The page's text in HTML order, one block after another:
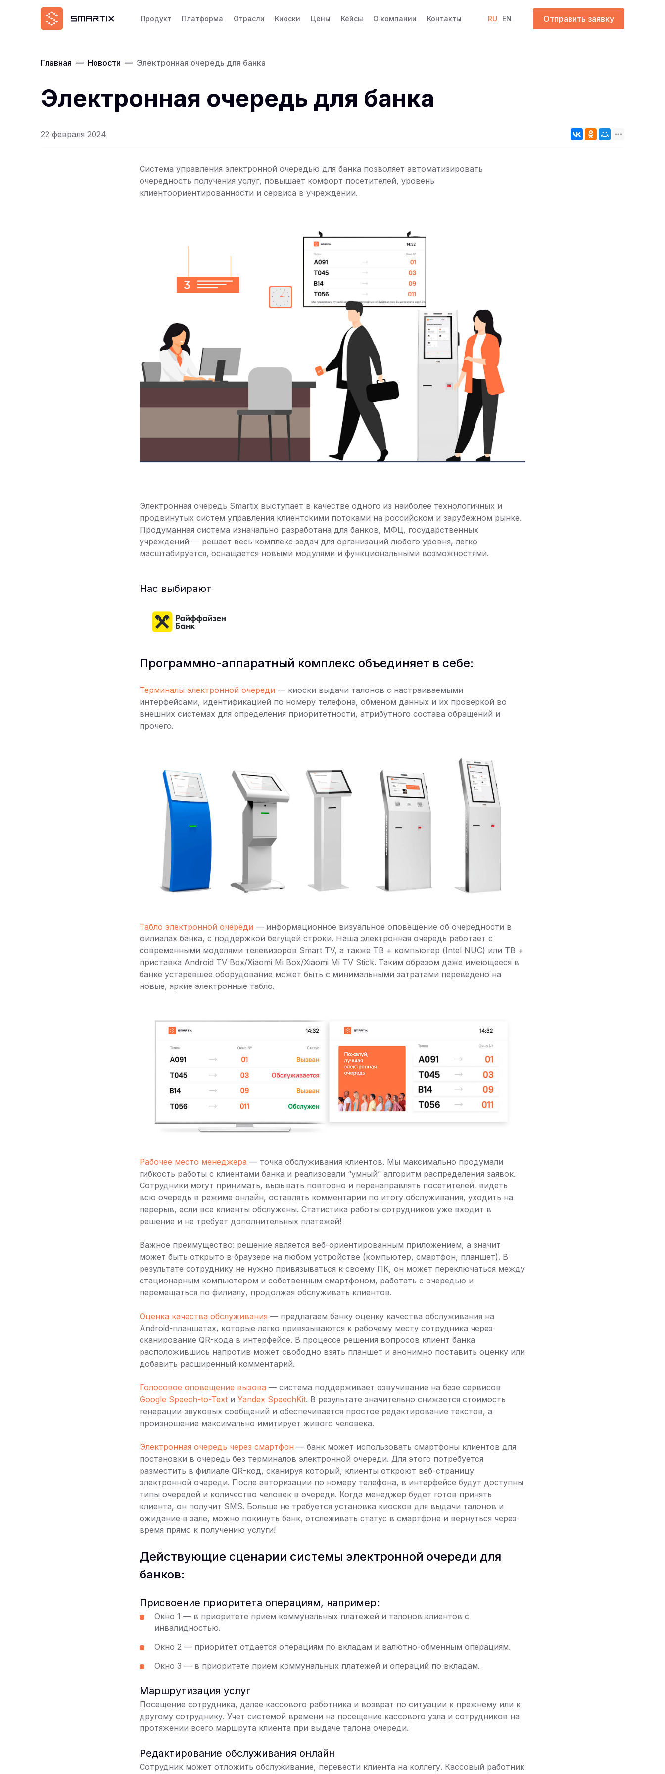
Продукт Платформа Отрасли Киоски Цены Кейсы О компании Контакты RU EN Отправить заявку
Главная — Новости — Электронная очередь для банка
Электронная очередь для банка
22 февраля 2024
Система управления электронной очередью для банка позволяет автоматизировать
очередность получения услуг, повышает комфорт посетителей, уровень
клиентоориентированности и сервиса в учреждении.
Электронная очередь Smartix выступает в качестве одного из наиболее технологичных и
продвинутых систем управления клиентскими потоками на российском и зарубежном рынке.
Продуманная система изначально разработана для банков, МФЦ, государственных
учреждений — решает весь комплекс задач для организаций любого уровня, легко
масштабируется, оснащается новыми модулями и функциональными возможностями.
Нас выбирают
Программно-аппаратный комплекс объединяет в себе:
Терминалы электронной очереди — киоски выдачи талонов с настраиваемыми
интерфейсами, идентификацией по номеру телефона, обменом данных и их проверкой во
внешних системах для определения приоритетности, атрибутного состава обращений и
прочего.
Табло электронной очереди — информационное визуальное оповещение об очередности в
филиалах банка, с поддержкой бегущей строки. Наша электронная очередь работает с
современными моделями телевизоров Smart TV, а также ТВ + компьютер (Intel NUC) или ТВ +
приставка Android TV Box/Xiaomi Mi Box/Xiaomi Mi TV Stick. Таким образом даже имеющееся в
банке устаревшее оборудование может быть с минимальными затратами переведено на
новые, яркие электронные табло.
Рабочее место менеджера — точка обслуживания клиентов. Мы максимально продумали
гибкость работы с клиентами банка и реализовали “умный” алгоритм распределения заявок.
Сотрудники могут принимать, вызывать повторно и перенаправлять посетителей, видеть
всю очередь в режиме онлайн, оставлять комментарии по итогу обслуживания, уходить на
перерыв, если все клиенты обслужены. Статистика работы сотрудников уже входит в
решение и не требует дополнительных платежей!
Важное преимущество: решение является веб-ориентированным приложением, а значит
может быть открыто в браузере на любом устройстве (компьютер, смартфон, планшет). В
результате сотруднику не нужно привязываться к своему ПК, он может переключаться между
стационарным компьютером и собственным смартфоном, работать с очередью и
перемещаться по филиалу, продолжая обслуживать клиентов.
Оценка качества обслуживания — предлагаем банку оценку качества обслуживания на
Android-планшетах, которые легко привязываются к рабочему месту сотрудника через
сканирование QR-кода в интерфейсе. В процессе решения вопросов клиент банка
расположившись напротив может свободно взять планшет и анонимно поставить оценку или
добавить расширенный комментарий.
Голосовое оповещение вызова — система поддерживает озвучивание на базе сервисов
Google Speech-to-Text и Yandex SpeechKit. В результате значительно снижается стоимость
генерации звуковых сообщений и обеспечивается простое редактирование текстов, а
произношение максимально имитирует живого человека.
Электронная очередь через смартфон — банк может использовать смартфоны клиентов для
постановки в очередь без терминалов электронной очереди. Для этого потребуется
разместить в филиале QR-код, сканируя который, клиенты откроют веб-страницу
электронной очереди. После авторизации по номеру телефона, в интерфейсе будут доступны
типы очередей и количество человек в очереди. Когда менеджер будет готов принять
клиента, он получит SMS. Больше не требуется установка киосков для выдачи талонов и
ожидание в зале, можно покинуть банк, отслеживать статус в смартфоне и вернуться через
время прямо к получению услуги!
Действующие сценарии системы электронной очереди для
банков:
Присвоение приоритета операциям, например:
Окно 1 — в приоритете прием коммунальных платежей и талонов клиентов с
инвалидностью.
Окно 2 — приоритет отдается операциям по вкладам и валютно-обменным операциям.
Окно 3 — в приоритете прием коммунальных платежей и операций по вкладам.
Маршрутизация услуг
Посещение сотрудника, далее кассового работника и возврат по ситуации к прежнему или к
другому сотруднику. Учет системой времени на посещение кассового узла и сотрудников на
протяжении всего маршрута клиента при выдаче талона очереди.
Редактирование обслуживания онлайн
Сотрудник может отложить обслуживание, перевести клиента на коллегу. Кассовый работник